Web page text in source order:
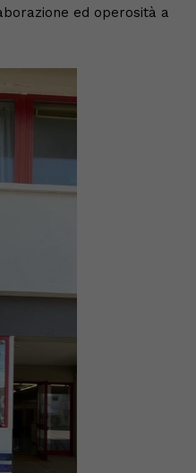
ed operosità a